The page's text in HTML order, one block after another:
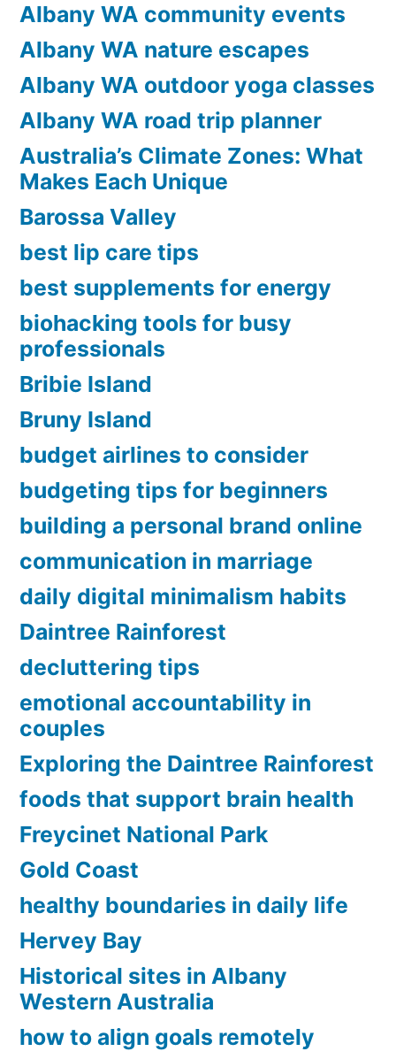
Albany WA community events
Albany WA nature escapes
Albany WA outdoor yoga classes
Albany WA road trip planner
Australia’s Climate Zones: What
Makes Each Unique
Barossa Valley
best lip care tips
best supplements for energy
biohacking tools for busy
professionals
Bribie Island
Bruny Island
budget airlines to consider
budgeting tips for beginners
building a personal brand online
communication in marriage
daily digital minimalism habits
Daintree Rainforest
decluttering tips
emotional accountability in
couples
Exploring the Daintree Rainforest
foods that support brain health
Freycinet National Park
Gold Coast
healthy boundaries in daily life
Hervey Bay
Historical sites in Albany
Western Australia
how to align goals remotely